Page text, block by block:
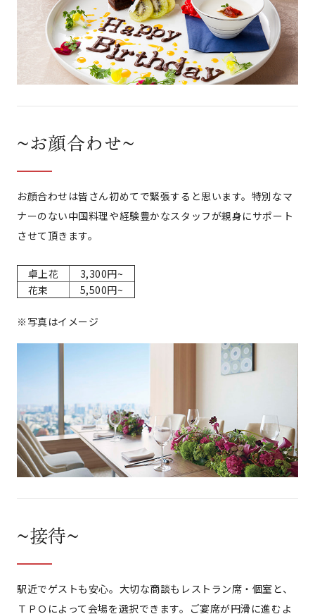
~お顔合わせ~
お顔合わせは皆さん初めてで緊張すると思います。特別なマ
ナーのない中国料理や経験豊かなスタッフが親身にサポート
させて頂きます。
卓上花
3,300円~
花束
5,500円~
※写真はイメージ
~接待~
駅近でゲストも安心。大切な商談もレストラン席・個室と、
ＴＰＯによって会場を選択できます。ご宴席が円滑に進むよ